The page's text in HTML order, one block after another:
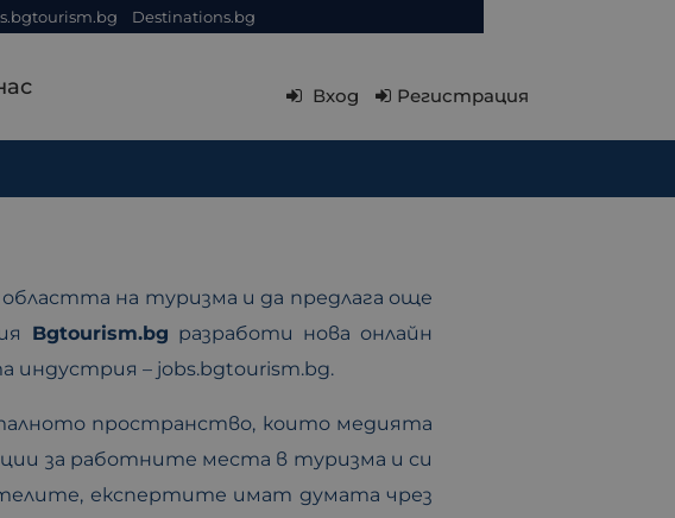
Destinations.bg
Вход Регистрация
на туризма и да предлага още
Bgtourism.bg разработи нова онлайн
– jobs.bgtourism.bg.
пространство, които медията
за работните места в туризма и си
експертите имат думата чрез